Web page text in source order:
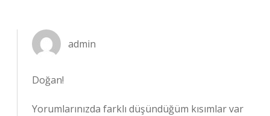
admin
Doğan!
Yorumlarınızda farklı düşündüğüm kısımlar var